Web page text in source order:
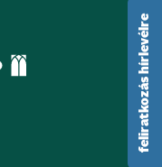
feliratkozás hírlevélre